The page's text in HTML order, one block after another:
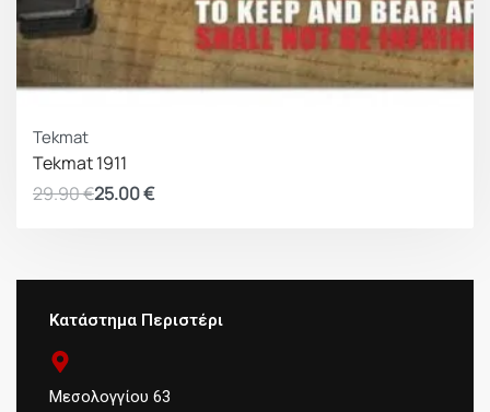
Tekmat
Tekmat 1911
29.90€25.00€
Κατάστημα Περιστέρι
Μεσολογγίου 63